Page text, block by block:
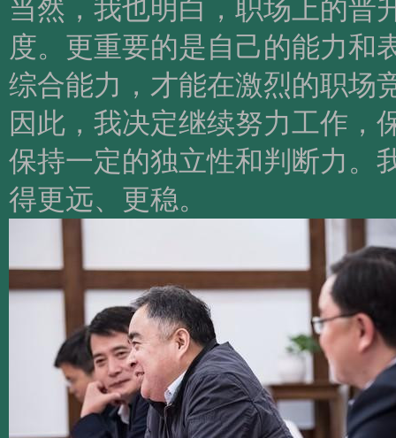
当然，我也明白，职场上的晋
度。更重要的是自己的能力和
综合能力，才能在激烈的职场
因此，我决定继续努力工作，
保持一定的独立性和判断力。
得更远、更稳。